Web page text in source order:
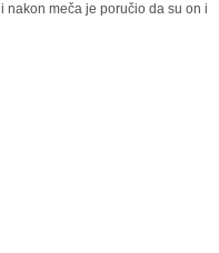
nakon meča je poručio da su on i